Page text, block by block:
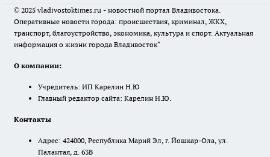
© 2025 vladivostoktimes.ru - новостной портал Владивостока.
Оперативные новости города: происшествия, криминал, ЖКХ,
транспорт, благоустройство, экономика, культура и спорт. Актуальная
информация о жизни города Владивосток"
О компании:
Учредитель: ИП Карелин Н.Ю
Главный редактор сайта: Карелин Н.Ю.
Контакты
Адрес: 424000, Республика Марий Эл, г. Йошкар-Ола, ул.
Палантая, д. 63В